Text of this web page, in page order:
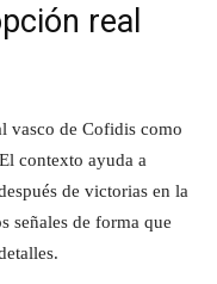
real
vasco de Cofidis como
contexto ayuda a
de victorias en la
señales de forma que